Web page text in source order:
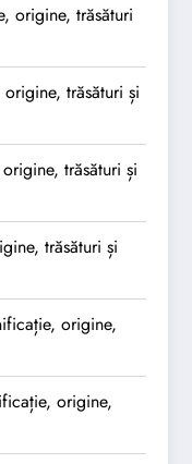
origine, trăsături
trăsături și
trăsături și
trăsături și
origine,
origine,